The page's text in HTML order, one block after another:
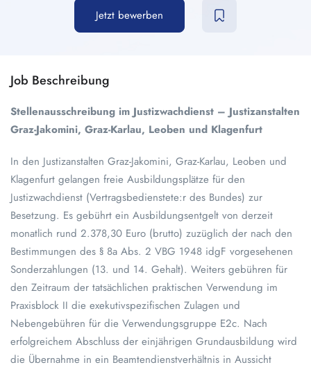
Jetzt bewerben
Job Beschreibung
Stellenausschreibung im Justizwachdienst – Justizanstalten
Graz-Jakomini, Graz-Karlau, Leoben und Klagenfurt
In den Justizanstalten Graz-Jakomini, Graz-Karlau, Leoben und
Klagenfurt gelangen freie Ausbildungsplätze für den
Justizwachdienst (Vertragsbedienstete:r des Bundes) zur
Besetzung. Es gebührt ein Ausbildungsentgelt von derzeit
monatlich rund 2.378,30 Euro (brutto) zuzüglich der nach den
Bestimmungen des § 8a Abs. 2 VBG 1948 idgF vorgesehenen
Sonderzahlungen (13. und 14. Gehalt). Weiters gebühren für
den Zeitraum der tatsächlichen praktischen Verwendung im
Praxisblock II die exekutivspezifischen Zulagen und
Nebengebühren für die Verwendungsgruppe E2c. Nach
erfolgreichem Abschluss der einjährigen Grundausbildung wird
die Übernahme in ein Beamtendienstverhältnis in Aussicht